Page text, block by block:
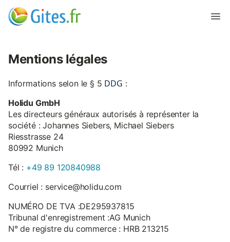
Mentions légales
Informations selon le § 5 DDG :
Holidu GmbH
Les directeurs généraux autorisés à représenter la
société : Johannes Siebers, Michael Siebers
Riesstrasse 24
80992 Munich
Tél : +49 89 120840988
Courriel : service@holidu.com
NUMÉRO DE TVA :DE295937815
Tribunal d'enregistrement :AG Munich
N° de registre du commerce : HRB 213215